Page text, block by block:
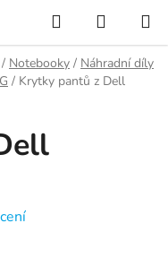
Hledat
KOŠÍK
/ Notebooky / Náhradní díly
/ Krytky pantů z Dell